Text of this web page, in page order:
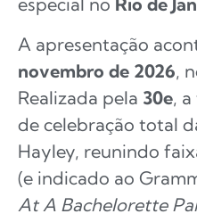
A apresentação
novembro de 2026,
Realizada pela 30e,
de celebração total
Hayley, reunindo
(e indicado ao
At A Bachelorette